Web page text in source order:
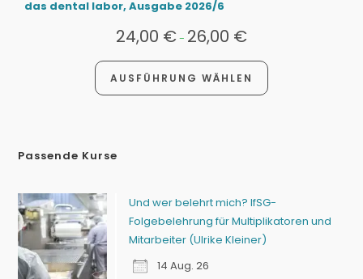
das dental labor, Ausgabe 2026/6
24,00 €- 26,00 €
AUSFÜHRUNG WÄHLEN
Passende Kurse
Und wer belehrt mich? IfSG-
Folgebelehrung für Multiplikatoren und
Mitarbeiter (Ulrike Kleiner)
14 Aug. 26